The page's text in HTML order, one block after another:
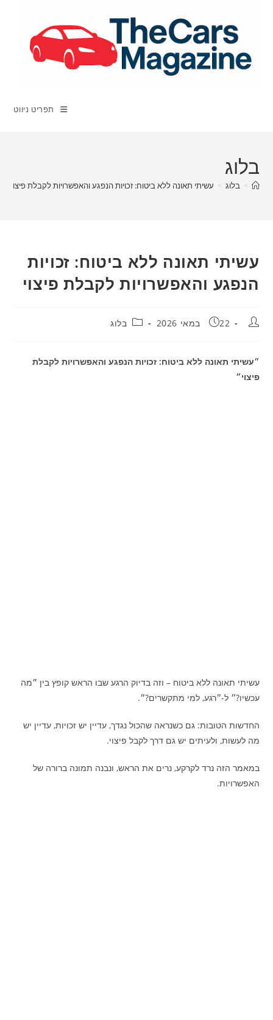
תפריט ניווט
בלוג
> בלוג > עשיתי תאונה ללא ביטוח: זכויות הנפגע והאפשרויות לקבלת פיצוי
עשיתי תאונה ללא ביטוח: זכויות
הנפגע והאפשרויות לקבלת פיצוי
מחבר: פורסם:
22 במאי 2026 קטגוריה:
בלוג
״עשיתי תאונה ללא ביטוח: זכויות הנפגע והאפשרויות לקבלת
פיצוי״
עשיתי תאונה ללא ביטוח – וזה בדיוק הרגע שבו הראש קופץ בין ״מה
עכשיו?״ ל-״רגע, למי מתקשרים?״.
החדשות הטובות: גם כשנראה שהכול נגדך, עדיין יש זכויות, עדיין יש
מה לעשות, ולעיתים יש גם דרך לקבל פיצוי.
במאמר הזה נרד לקרקע, נרים את הראש, ונבנה תמונה ברורה של
האפשרויות.